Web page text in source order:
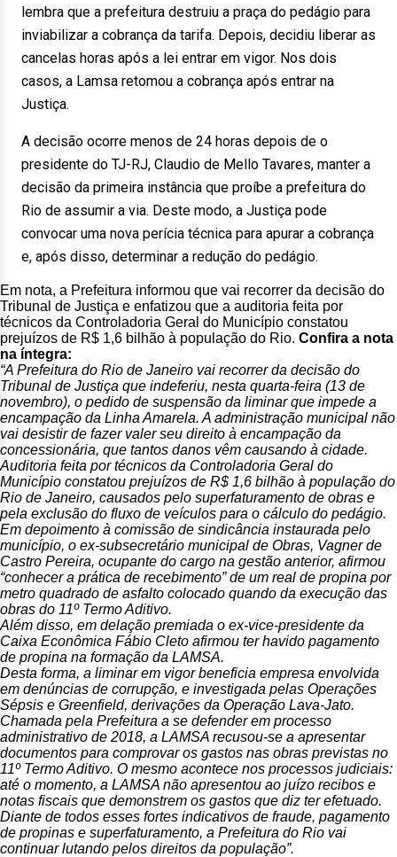
lembra que a prefeitura destruiu a praça do pedágio para
inviabilizar a cobrança da tarifa. Depois, decidiu liberar as
cancelas horas após a lei entrar em vigor. Nos dois
casos, a Lamsa retomou a cobrança após entrar na
Justiça.
A decisão ocorre menos de 24 horas depois de o
presidente do TJ-RJ, Claudio de Mello Tavares, manter a
decisão da primeira instância que proíbe a prefeitura do
Rio de assumir a via. Deste modo, a Justiça pode
convocar uma nova perícia técnica para apurar a cobrança
e, após disso, determinar a redução do pedágio.
Em nota, a Prefeitura informou que vai recorrer da decisão do
Tribunal de Justiça e enfatizou que a auditoria feita por
técnicos da Controladoria Geral do Município constatou
prejuízos de R$ 1,6 bilhão à população do Rio. Confira a nota
na íntegra:
“A Prefeitura do Rio de Janeiro vai recorrer da decisão do
Tribunal de Justiça que indeferiu, nesta quarta-feira (13 de
novembro), o pedido de suspensão da liminar que impede a
encampação da Linha Amarela. A administração municipal não
vai desistir de fazer valer seu direito à encampação da
concessionária, que tantos danos vêm causando à cidade.
Auditoria feita por técnicos da Controladoria Geral do
Município constatou prejuízos de R$ 1,6 bilhão à população do
Rio de Janeiro, causados pelo superfaturamento de obras e
pela exclusão do fluxo de veículos para o cálculo do pedágio.
Em depoimento à comissão de sindicância instaurada pelo
município, o ex-subsecretário municipal de Obras, Vagner de
Castro Pereira, ocupante do cargo na gestão anterior, afirmou
“conhecer a prática de recebimento” de um real de propina por
metro quadrado de asfalto colocado quando da execução das
obras do 11º Termo Aditivo.
Além disso, em delação premiada o ex-vice-presidente da
Caixa Econômica Fábio Cleto afirmou ter havido pagamento
de propina na formação da LAMSA.
Desta forma, a liminar em vigor beneficia empresa envolvida
em denúncias de corrupção, e investigada pelas Operações
Sépsis e Greenfield, derivações da Operação Lava-Jato.
Chamada pela Prefeitura a se defender em processo
administrativo de 2018, a LAMSA recusou-se a apresentar
documentos para comprovar os gastos nas obras previstas no
11º Termo Aditivo. O mesmo acontece nos processos judiciais:
até o momento, a LAMSA não apresentou ao juízo recibos e
notas fiscais que demonstrem os gastos que diz ter efetuado.
Diante de todos esses fortes indicativos de fraude, pagamento
de propinas e superfaturamento, a Prefeitura do Rio vai
continuar lutando pelos direitos da população”.